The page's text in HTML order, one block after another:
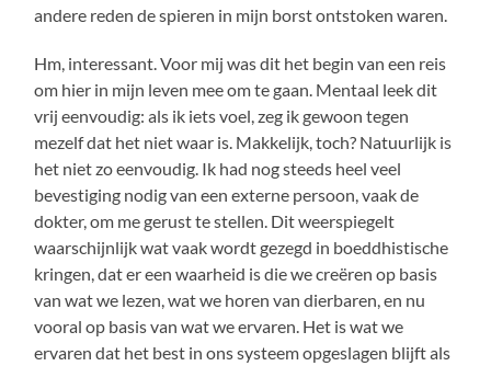
andere reden de spieren in mijn borst ontstoken waren.
Hm, interessant. Voor mij was dit het begin van een reis
om hier in mijn leven mee om te gaan. Mentaal leek dit
vrij eenvoudig: als ik iets voel, zeg ik gewoon tegen
mezelf dat het niet waar is. Makkelijk, toch? Natuurlijk is
het niet zo eenvoudig. Ik had nog steeds heel veel
bevestiging nodig van een externe persoon, vaak de
dokter, om me gerust te stellen. Dit weerspiegelt
waarschijnlijk wat vaak wordt gezegd in boeddhistische
kringen, dat er een waarheid is die we creëren op basis
van wat we lezen, wat we horen van dierbaren, en nu
vooral op basis van wat we ervaren. Het is wat we
ervaren dat het best in ons systeem opgeslagen blijft als